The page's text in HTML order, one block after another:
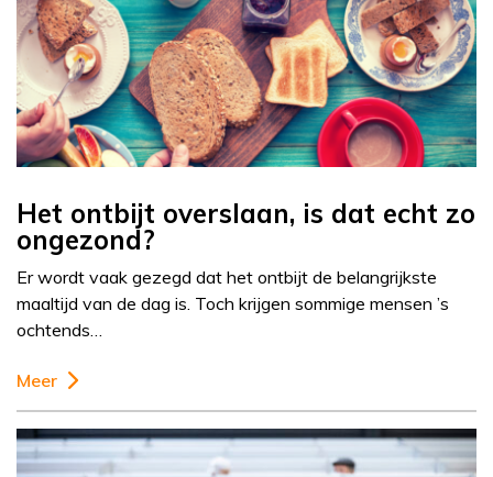
Het ontbijt overslaan, is dat echt zo
ongezond?
Er wordt vaak gezegd dat het ontbijt de belangrijkste
maaltijd van de dag is. Toch krijgen sommige mensen ’s
ochtends…
Meer